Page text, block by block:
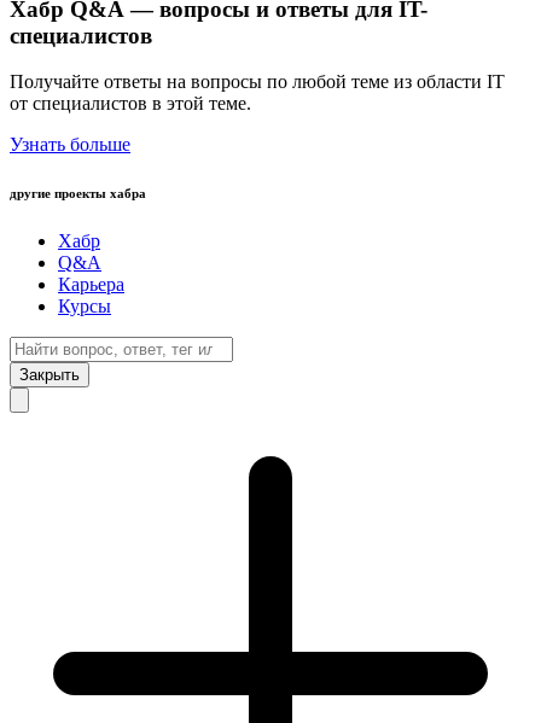
Хабр Q&A — вопросы и ответы для IT-
специалистов
Получайте ответы на вопросы по любой теме из области IT
от специалистов в этой теме.
Узнать больше
другие проекты хабра
Хабр
Q&A
Карьера
Курсы
Закрыть